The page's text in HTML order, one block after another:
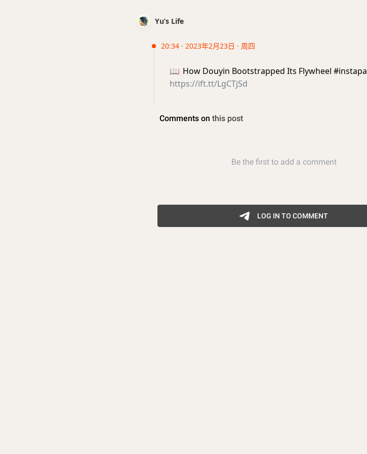
Yu’s Life
20:34 · 2023年2月23日 · 周四
📖 How Douyin Bootstrapped Its Flywheel
https://ift.tt/LgCTjSd